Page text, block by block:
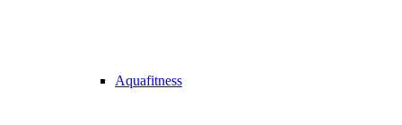
Aquafitness